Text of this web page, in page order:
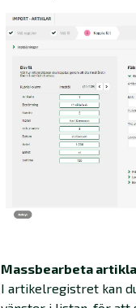
Massbearbeta
I artikelregistret kan